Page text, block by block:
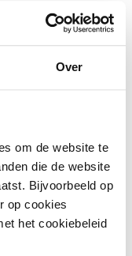
Over
om de website te
die de website
Bijvoorbeeld op
op cookies
het cookiebeleid
hij ter bescherming
Het te
dan 48 uur van
voorwaarden
tijd is om
48 uur van tevoren
het